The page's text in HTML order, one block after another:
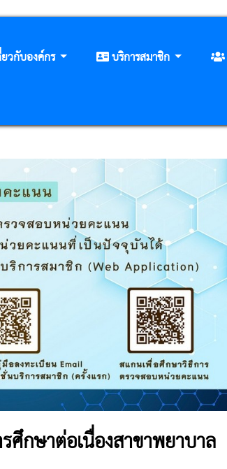
วกับองค์กร บริการสมาชิก
กษาต่อเนื่องสาขาพยาบาล